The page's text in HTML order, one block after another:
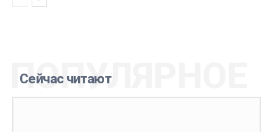
Сейчас читают
ПОПУЛЯРНОЕ